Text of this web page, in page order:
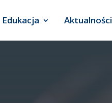
Edukacja Aktualności